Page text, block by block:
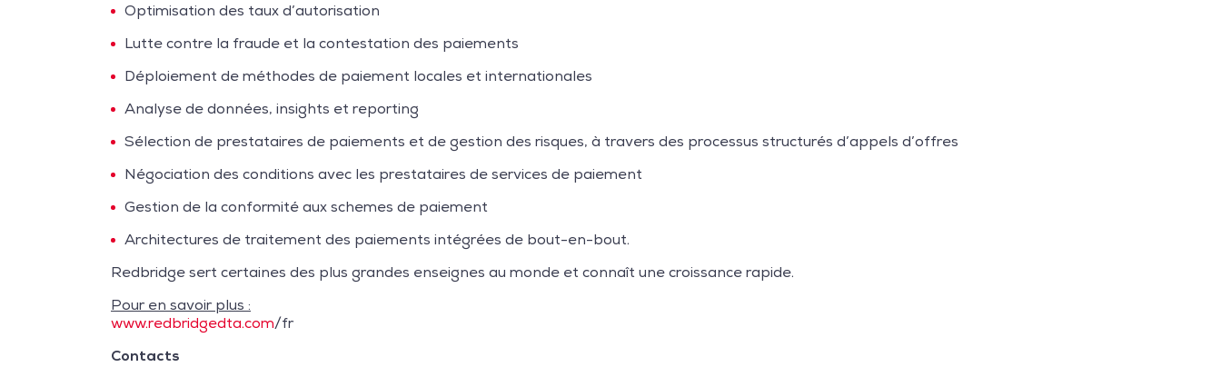
Optimisation des taux d’autorisation
Lutte contre la fraude et la contestation des paiements
Déploiement de méthodes de paiement locales et internationales
Analyse de données, insights et reporting
Sélection de prestataires de paiements et de gestion des risques, à travers des processus structurés d’appels d’offres
Négociation des conditions avec les prestataires de services de paiement
Gestion de la conformité aux schemes de paiement
Architectures de traitement des paiements intégrées de bout-en-bout.
Redbridge sert certaines des plus grandes enseignes au monde et connaît une croissance rapide.
Pour en savoir plus :
www.redbridgedta.com/fr
Contacts